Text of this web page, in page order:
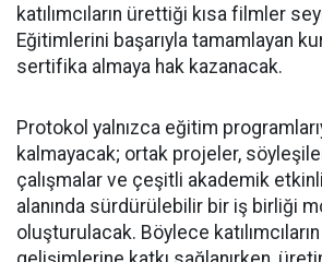
katılımcıların ürettiği kısa filmler
Eğitimlerini başarıyla tamamlayan
sertifika almaya hak kazanacak.
Protokol yalnızca eğitim
kalmayacak; ortak projeler,
çalışmalar ve çeşitli akademik
alanında sürdürülebilir bir iş birliği
oluşturulacak. Böylece